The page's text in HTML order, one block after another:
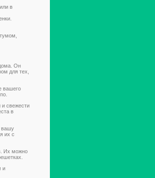
в
Он
для тех,
вашего
и свежести
в
вашу
их с
Их можно
и